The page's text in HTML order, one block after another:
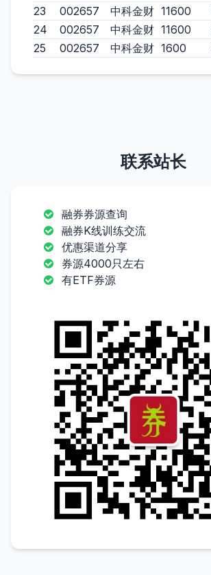
23
002657 中科金财 11600
24
002657 中科金财 11600
25
002657 中科金财 1600
联系站长
融券券源查询
融券K线训练交流
优惠渠道分享
券源4000只左右
有ETF券源